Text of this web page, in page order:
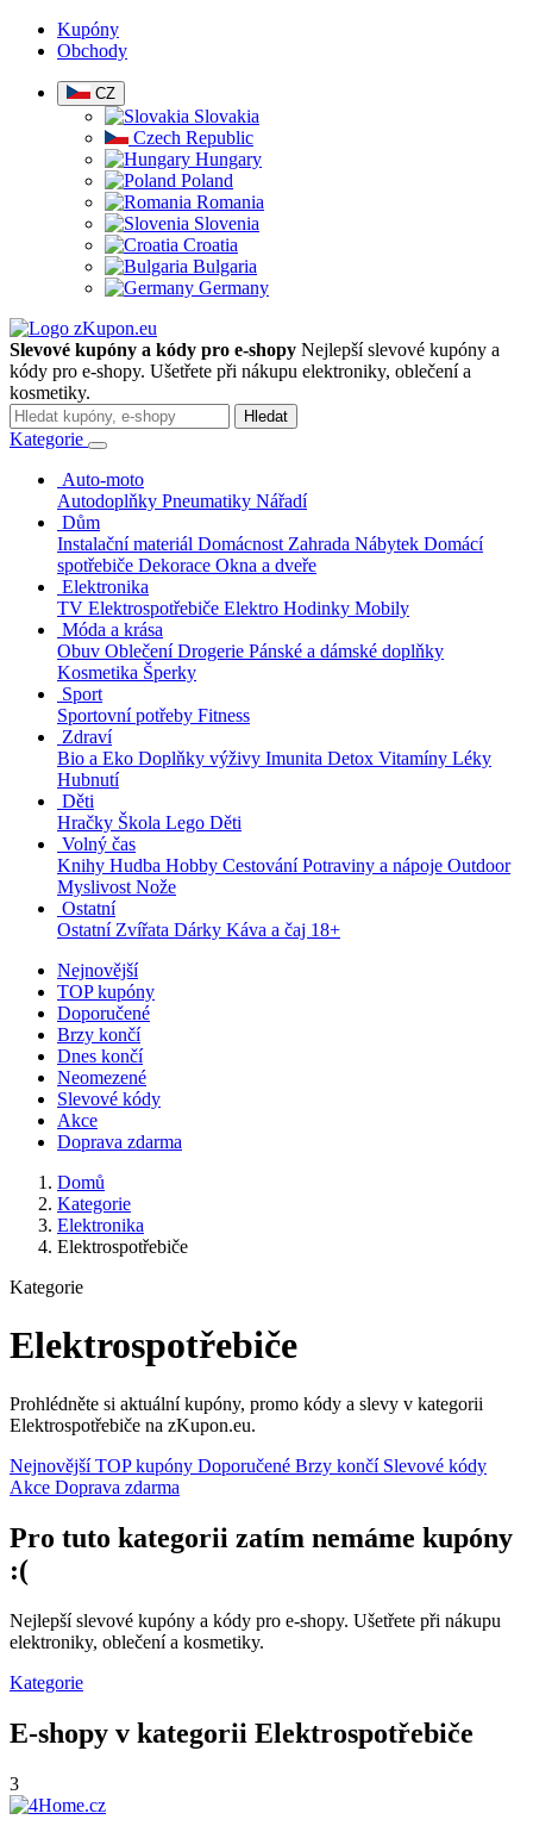
Kupóny
Obchody
CZ
Slovakia
Czech Republic
Hungary
Poland
Romania
Slovenia
Croatia
Bulgaria
Germany
Slevové kupóny a kódy pro e-shopy Nejlepší slevové kupóny a
kódy pro e-shopy. Ušetřete při nákupu elektroniky, oblečení a
kosmetiky.
Hledat
Kategorie
Auto-moto
Autodoplňky Pneumatiky Nářadí
Dům
Instalační materiál Domácnost Zahrada Nábytek Domácí
spotřebiče Dekorace Okna a dveře
Elektronika
TV Elektrospotřebiče Elektro Hodinky Mobily
Móda a krása
Obuv OblečeníDrogerie Pánské a dámské doplňky
Kosmetika Šperky
Sport
Sportovní potřeby Fitness
Zdraví
Bio a Eko Doplňky výživy Imunita Detox Vitamíny Léky
Hubnutí
Děti
Hračky Škola Lego Děti
Volný čas
Knihy Hudba Hobby CestováníPotraviny a nápoje Outdoor
Myslivost Nože
Ostatní
Ostatní Zvířata Dárky Káva a čaj 18+
Nejnovější
TOP kupóny
Doporučené
Brzy končí
Dnes končí
Neomezené
Slevové kódy
Akce
Doprava zdarma
Domů
Kategorie
Elektronika
Elektrospotřebiče
Kategorie
Elektrospotřebiče
Prohlédněte si aktuální kupóny, promo kódy a slevy v kategorii
Elektrospotřebiče na zKupon.eu.
Nejnovější TOP kupóny Doporučené Brzy končí Slevové kódy
Akce Doprava zdarma
Pro tuto kategorii zatím nemáme kupóny
:(
Nejlepší slevové kupóny a kódy pro e-shopy. Ušetřete při nákupu
elektroniky, oblečení a kosmetiky.
Kategorie
E-shopy v kategorii Elektrospotřebiče
3